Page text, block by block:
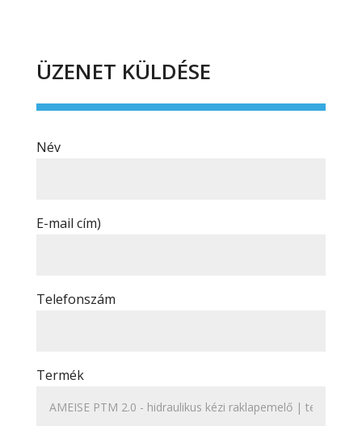
ÜZENET KÜLDÉSE
Név
E-mail cím)
Telefonszám
Termék